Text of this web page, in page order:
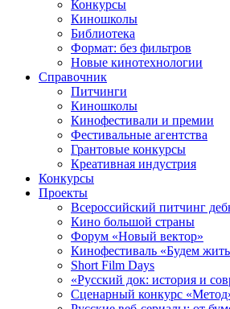
Конкурсы
Киношколы
Библиотека
Формат: без фильтров
Новые кинотехнологии
Справочник
Питчинги
Киношколы
Кинофестивали и премии
Фестивальные агентства
Грантовые конкурсы
Креативная индустрия
Конкурсы
Проекты
Всероссийский питчинг
Кино большой страны
Форум «Новый вектор»
Кинофестиваль «Будем
Short Film Days
«Русский док: история и
Сценарный конкурс